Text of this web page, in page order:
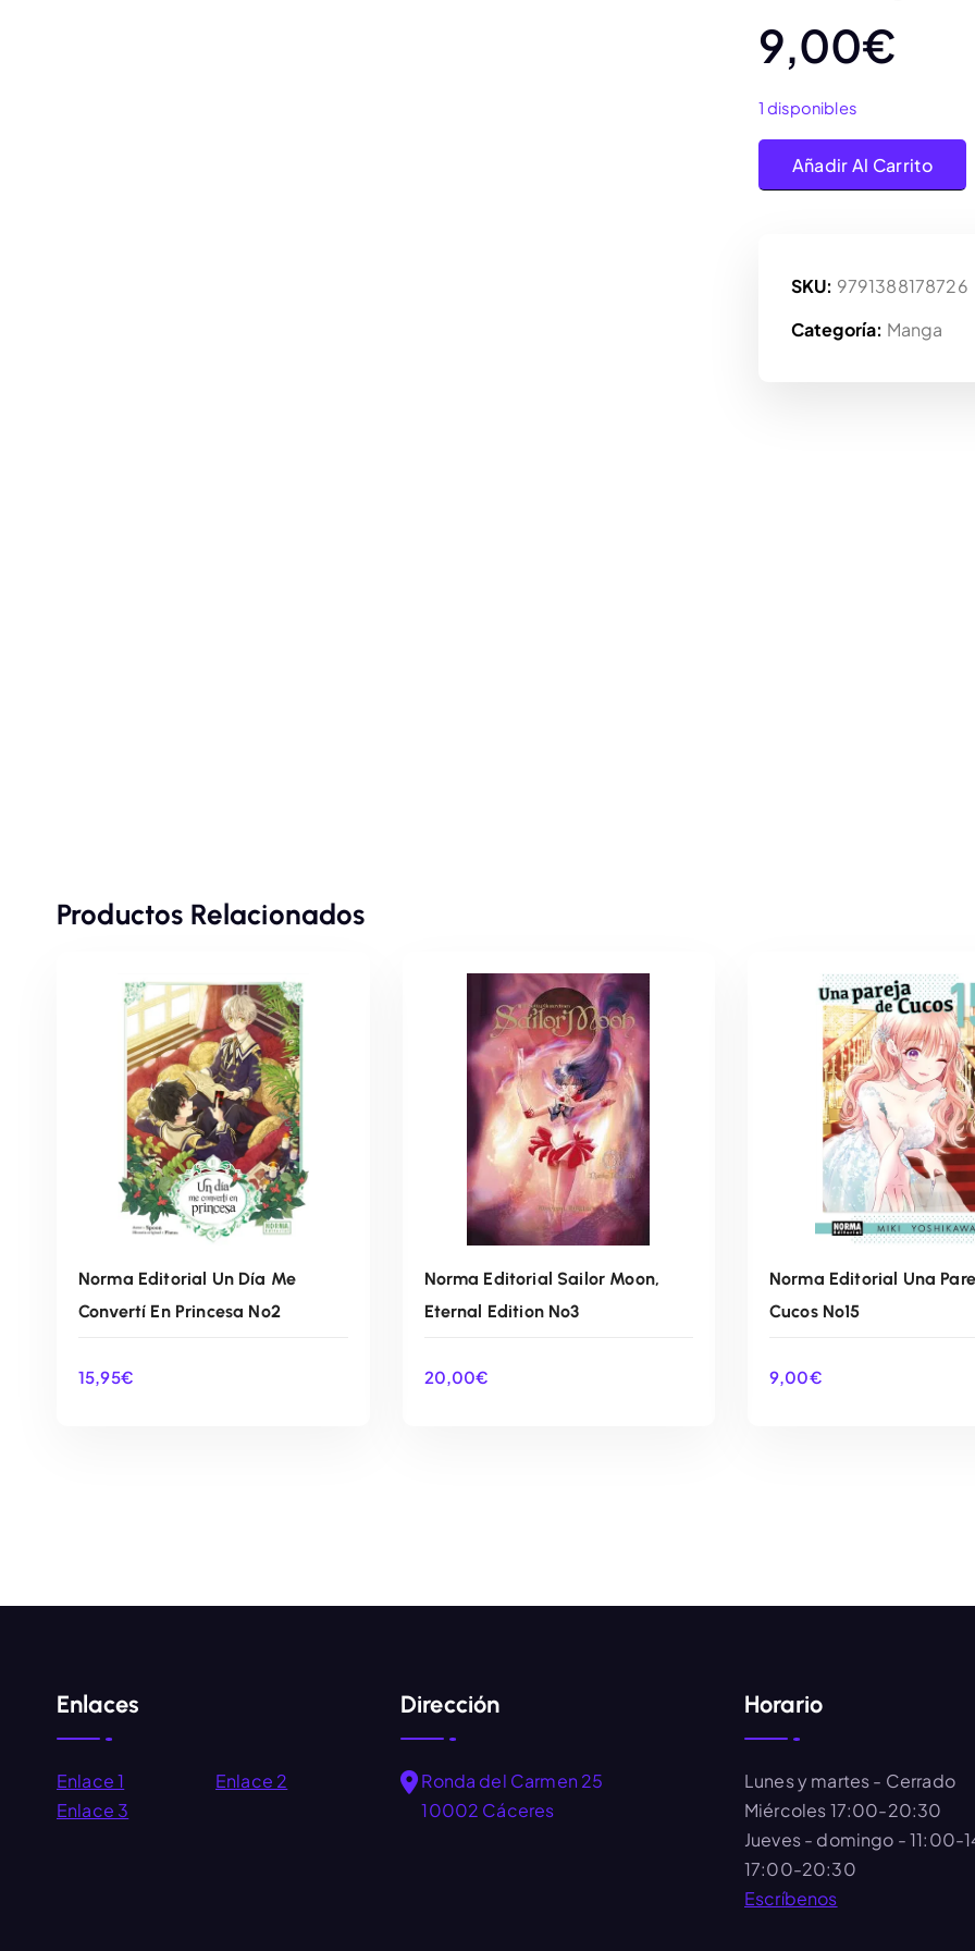
9,00€
1 disponibles
Ivrea, kingdom Nº37
Añadir Al Carrito
SKU: 9791388178726
Categoría: Manga
Productos Relacionados
Norma Editorial Un Día Me
Convertí En Princesa Nº2
15,95€
Norma Editorial Sailor Moon,
Eternal Edition Nº3
20,00€
Norma Editorial Una
Cucos Nº15
9,00€
Enlaces
Enlace 1
Enlace 2
Enlace 3
Dirección
Ronda del Carmen 25
10002 Cáceres
Horario
Lunes y martes- Cerrado
Miércoles17:00-20:30
Jueves - domingo - 11:00-
17:00-20:30
Escríbenos